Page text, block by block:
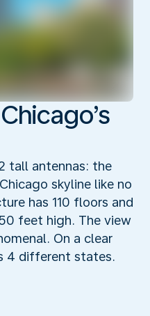
tall antennas: the
skyline like no
has 110 floors and
feet high. The view
On a clear
4 different states.